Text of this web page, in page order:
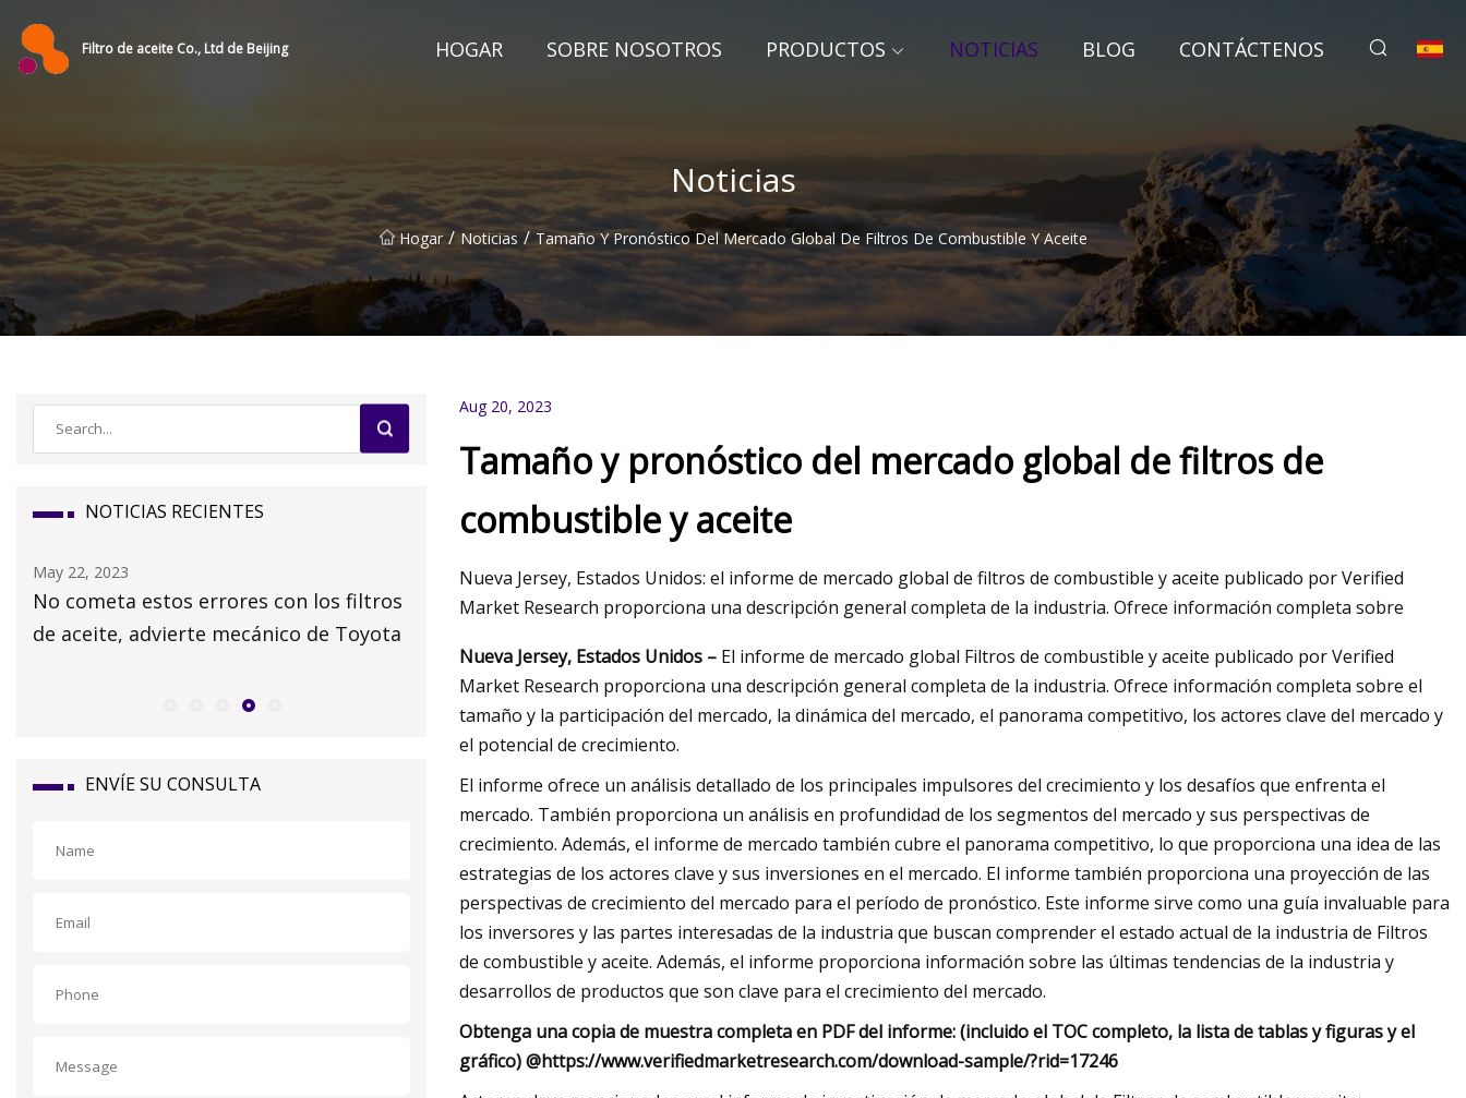
Filtro de aceite Co., Ltd de Beijing HOGAR SOBRE NOSOTROS PRODUCTOS NOTICIAS BLOG CONTÁCTENOS
Noticias
Hogar / Noticias / Tamaño Y Pronóstico Del Mercado Global De Filtros De Combustible Y Aceite
NOTICIAS RECIENTES
May 24, 2023
Los mejores filtros de aceite (revisión y
guía de compra) en 2023
May 16, 2023
GM gastará otros $632 millones en Fort
ENVÍE SU CONSULTA
Aug 20, 2023
Tamaño y pronóstico del mercado global de filtros de
combustible y aceite
Nueva Jersey, Estados Unidos: el informe de mercado global de filtros de combustible y aceite publicado por Verified
Market Research proporciona una descripción general completa de la industria. Ofrece información completa sobre
Nueva Jersey, Estados Unidos – El informe de mercado global Filtros de combustible y aceite publicado por Verified
Market Research proporciona una descripción general completa de la industria. Ofrece información completa sobre el
tamaño y la participación del mercado, la dinámica del mercado, el panorama competitivo, los actores clave del mercado y
el potencial de crecimiento.
El informe ofrece un análisis detallado de los principales impulsores del crecimiento y los desafíos que enfrenta el
mercado. También proporciona un análisis en profundidad de los segmentos del mercado y sus perspectivas de
crecimiento. Además, el informe de mercado también cubre el panorama competitivo, lo que proporciona una idea de las
estrategias de los actores clave y sus inversiones en el mercado. El informe también proporciona una proyección de las
perspectivas de crecimiento del mercado para el período de pronóstico. Este informe sirve como una guía invaluable para
los inversores y las partes interesadas de la industria que buscan comprender el estado actual de la industria de Filtros
de combustible y aceite. Además, el informe proporciona información sobre las últimas tendencias de la industria y
desarrollos de productos que son clave para el crecimiento del mercado.
Obtenga una copia de muestra completa en PDF del informe: (incluido el TOC completo, la lista de tablas y figuras y el
gráfico) @https://www.verifiedmarketresearch.com/download-sample/?rid=17246